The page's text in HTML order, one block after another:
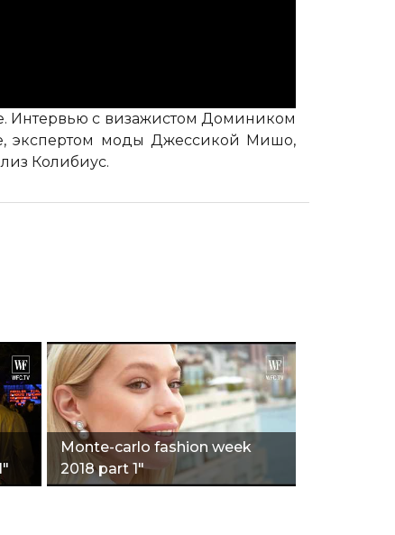
Интервью с визажистом Домиником
экспертом моды Джессикой Мишо,
Колибиус.
Monte-carlo fashion week
2018 part 1"